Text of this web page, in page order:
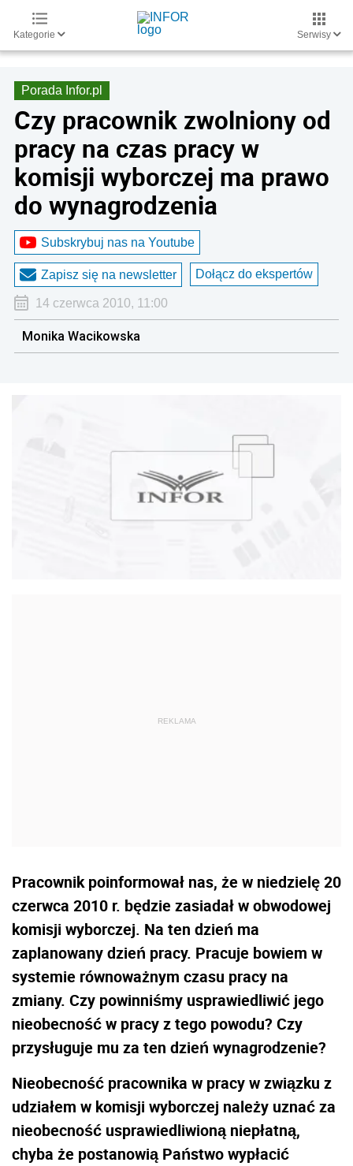
Kategorie Serwisy
Porada Infor.pl
Czy pracownik zwolniony od
pracy na czas pracy w
komisji wyborczej ma prawo
do wynagrodzenia
Subskrybuj nas na Youtube
Zapisz się na newsletter Dołącz do ekspertów
14 czerwca 2010, 11:00
Monika Wacikowska
Pracownik poinformował nas, że w niedzielę 20
czerwca 2010 r. będzie zasiadał w obwodowej
komisji wyborczej. Na ten dzień ma
zaplanowany dzień pracy. Pracuje bowiem w
systemie równoważnym czasu pracy na
zmiany. Czy powinniśmy usprawiedliwić jego
nieobecność w pracy z tego powodu? Czy
przysługuje mu za ten dzień wynagrodzenie?
Nieobecność pracownika w pracy w związku z
udziałem w komisji wyborczej należy uznać za
nieobecność usprawiedliwioną niepłatną,
chyba że postanowią Państwo wypłacić